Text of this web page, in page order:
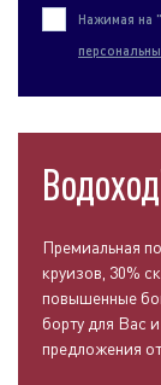
Нажимая на
Премиальная
круизов, 30%
повышенные
борту для Вас
предложения